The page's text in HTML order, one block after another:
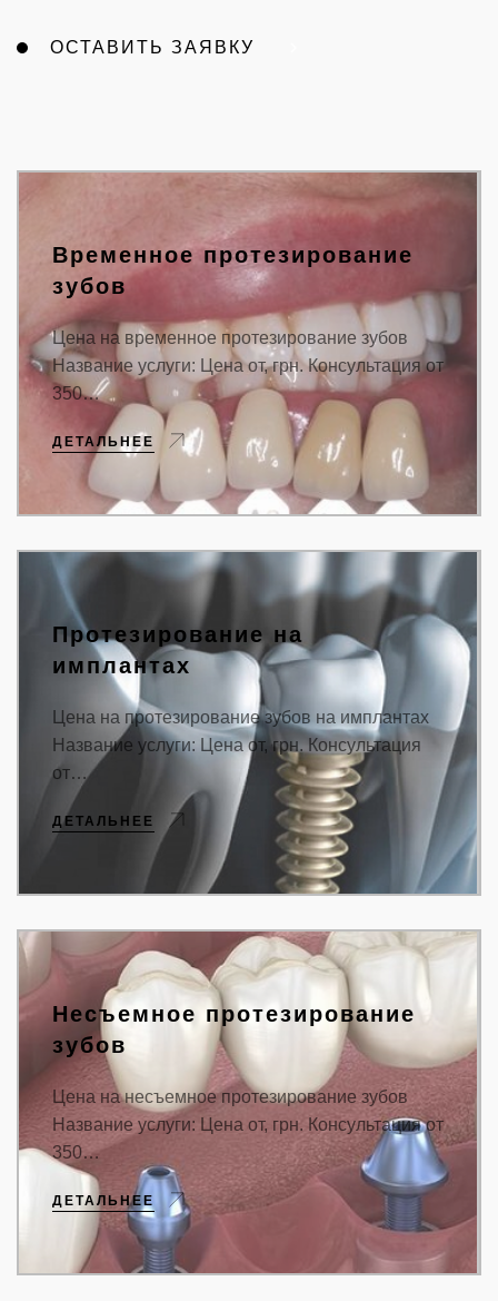
ОСТАВИТЬ ЗАЯВКУ
Временное протезирование
зубов
Цена на временное протезирование зубов
Название услуги: Цена от, грн. Консультация от
350…
ДЕТАЛЬНЕЕ
Протезирование на
имплантах
Цена на протезирование зубов на имплантах
Название услуги: Цена от, грн. Консультация
от…
ДЕТАЛЬНЕЕ
Несъемное протезирование
зубов
Цена на несъемное протезирование зубов
Название услуги: Цена от, грн. Консультация от
350…
ДЕТАЛЬНЕЕ